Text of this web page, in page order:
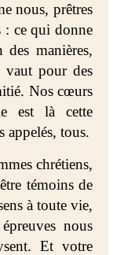
nous, prêtres
: ce qui donne
manières,
vaut pour des
Nos cœurs
est là cette
appelés, tous.
chrétiens,
témoins de
à toute vie,
nous
Et votre